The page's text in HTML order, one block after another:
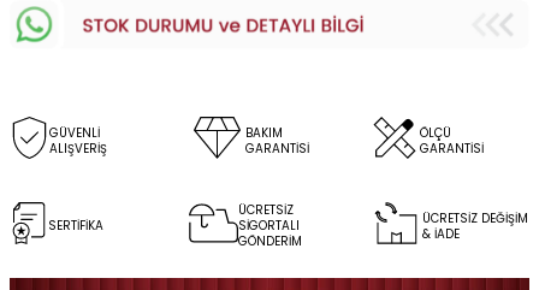
GÜVENLİ
ALIŞVERİŞ
BAKIM
GARANTİSİ
ÖLÇÜ
GARANTİSİ
SERTİFİKA
ÜCRETSİZ
SİGORTALI
GÖNDERİM
ÜCRETSİZ DEĞİŞİM
& İADE